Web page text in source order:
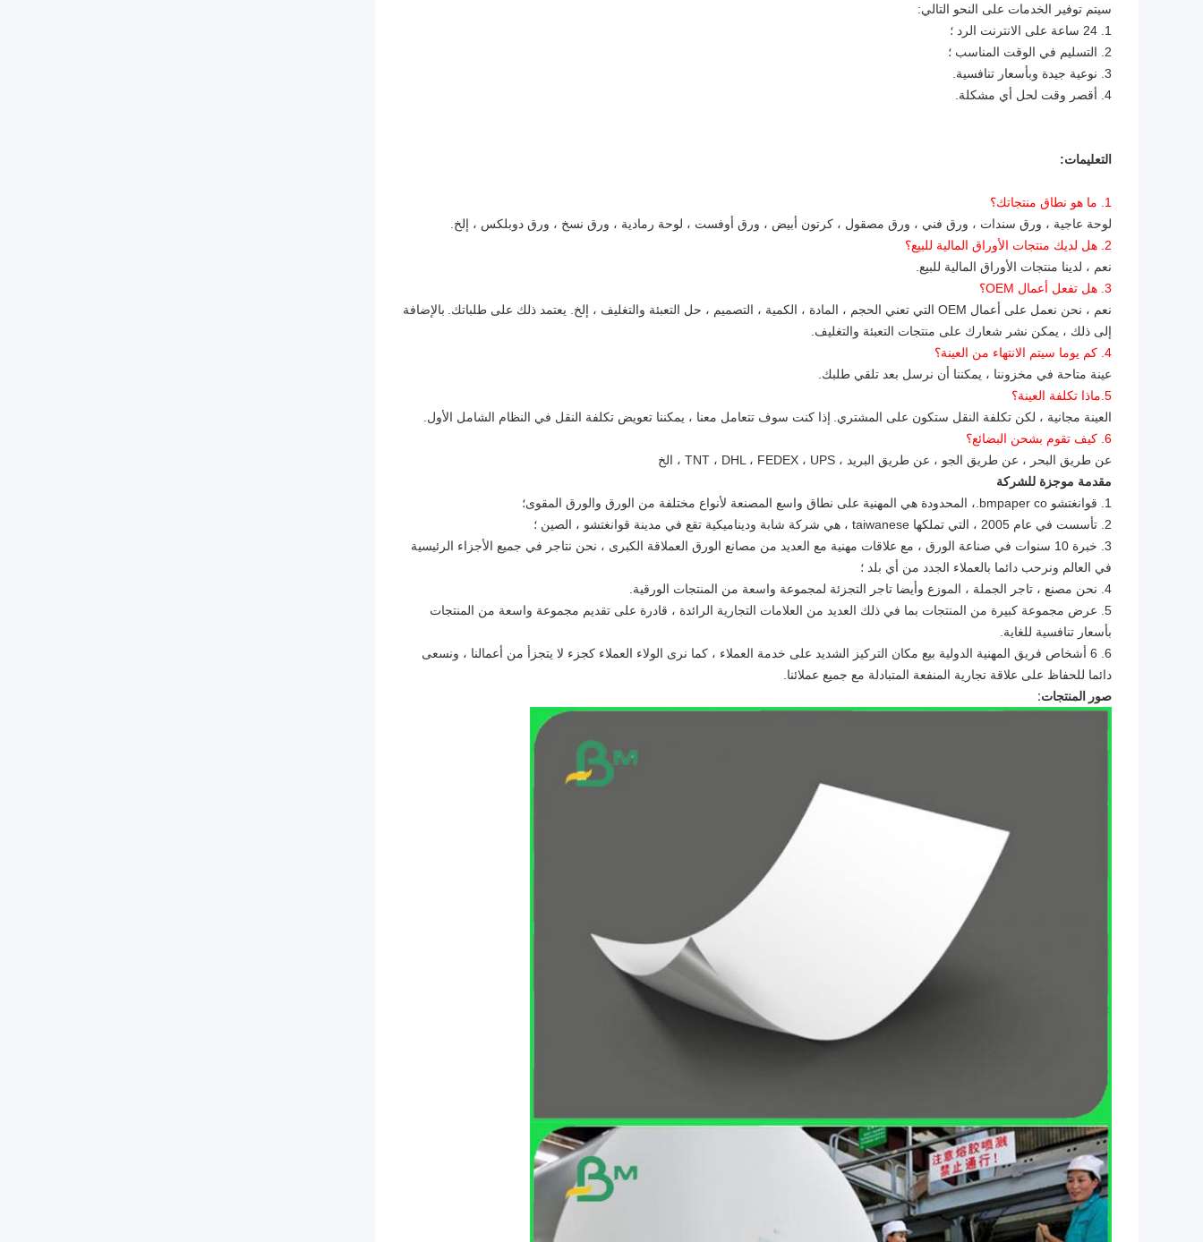
سيتم توفير الخدمات على النحو التالي:
1. 24 ساعة على الانترنت الرد ؛
2. التسليم في الوقت المناسب ؛
3. نوعية جيدة وبأسعار تنافسية.
4. أقصر وقت لحل أي مشكلة.
التعليمات:
1. ما هو نطاق منتجاتك؟
لوحة عاجية ، ورق سندات ، ورق فني ، ورق مصقول ، كرتون أبيض ، ورق أوفست ، لوحة رمادية ، ورق نسخ ، ورق دوبلكس ، إلخ.
2. هل لديك منتجات الأوراق المالية للبيع؟
نعم ، لدينا منتجات الأوراق المالية للبيع.
3. هل تفعل أعمال OEM؟
نعم ، نحن نعمل على أعمال OEM التي تعني الحجم ، المادة ، الكمية ، التصميم ، حل التعبئة والتغليف ، إلخ. يعتمد ذلك على طلباتك.
بالإضافة
إلى ذلك ، يمكن نشر شعارك على منتجات التعبئة والتغليف.
4. كم يوما سيتم الانتهاء من العينة؟
عينة متاحة في مخزوننا ، يمكننا أن نرسل بعد تلقي طلبك.
5.ماذا تكلفة العينة؟
العينة مجانية ، لكن تكلفة النقل ستكون على المشتري. إذا كنت سوف تتعامل معنا ، يمكننا تعويض تكلفة النقل في النظام الشامل الأول.
6. كيف تقوم بشحن البضائع؟
عن طريق البحر ، عن طريق الجو ، عن طريق البريد ، TNT ، DHL ، FEDEX ، UPS ، الخ
مقدمة موجزة للشركة
1. قوانغتشو bmpaper co.، المحدودة هي المهنية على نطاق واسع المصنعة لأنواع مختلفة من الورق والورق المقوى؛
2. تأسست في عام 2005 ، التي تملكها taiwanese ، هي شركة شابة وديناميكية تقع في مدينة قوانغتشو ، الصين ؛
3. خبرة 10 سنوات في صناعة الورق ، مع علاقات مهنية مع العديد من مصانع الورق العملاقة الكبرى ، نحن نتاجر في جميع الأجزاء الرئيسية
في العالم ونرحب دائما بالعملاء الجدد من أي بلد ؛
4. نحن مصنع ، تاجر الجملة ، الموزع وأيضا تاجر التجزئة لمجموعة واسعة من المنتجات الورقية.
5. عرض مجموعة كبيرة من المنتجات بما في ذلك العديد من العلامات التجارية الرائدة ، قادرة على تقديم مجموعة واسعة من المنتجات
بأسعار تنافسية للغاية.
6. 6 أشخاص فريق المهنية الدولية بيع مكان التركيز الشديد على خدمة العملاء ، كما نرى الولاء العملاء كجزء لا يتجزأ من أعمالنا ، ونسعى
دائما للحفاظ على علاقة تجارية المنفعة المتبادلة مع جميع عملائنا.
صور المنتجات: